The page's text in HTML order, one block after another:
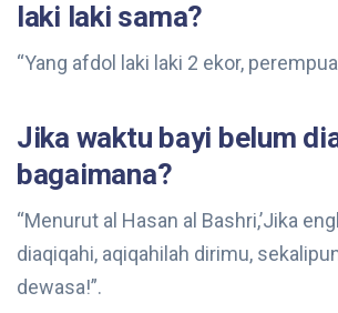
laki laki sama?
“Yang afdol laki laki 2 ekor,
Jika waktu bayi belum
bagaimana?
“Menurut al Hasan al Bashri,’Jika
diaqiqahi, aqiqahilah dirimu,
dewasa!”.